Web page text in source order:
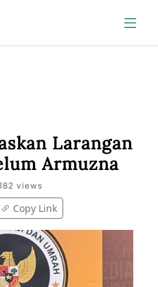
Larangan
Armuzna
views
Copy Link